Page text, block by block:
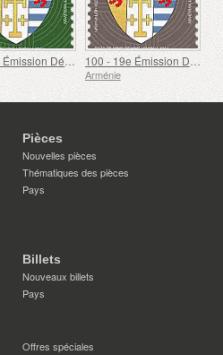
50 - 19e Émission Définitive, Armoiries Arméniennes 100 - 19e Émission Définitive, Armoiries Arméniennes
Arménie
Pièces
Nouvelles pièces
Thématiques des pièces
Pays
Billets
Nouveaux billets
Pays
Offres spéciales